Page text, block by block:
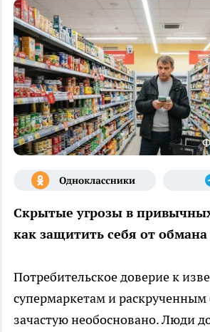
Скрытые угрозы в
как защитить себя от обмана
Потребительское доверие к
супермаркетам и
зачастую необосновано. Люди